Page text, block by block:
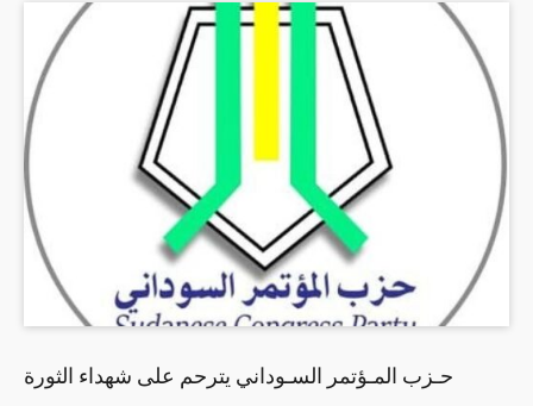
حـزب المـؤتمر السـوداني يترحم على شهداء الثورة